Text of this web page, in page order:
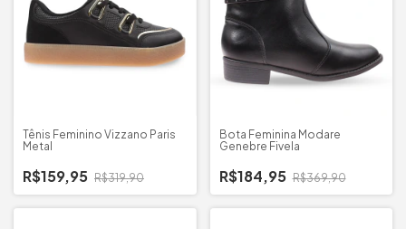
Tênis Feminino Vizzano Paris
Metal
R$159,95 R$319,90
Bota Feminina Modare
Genebre Fivela
R$184,95 R$369,90